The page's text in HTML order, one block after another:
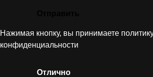
Нажимая кнопку, вы принимаете
конфиденциальности
Отлично